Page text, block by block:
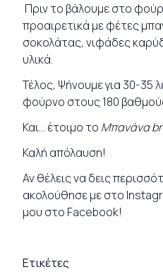
Πριν το βάλουμε στο
προαιρετικά με φέτες
σοκολάτας, νιφάδες
υλικά.
Τέλος, Ψήνουμε για 30-35
φούρνο στους 180
Και… έτοιμο το Μπανάνα
Καλή απόλαυση!
Αν θέλεις να δεις
ακολούθησε με στο
μου στο Facebook!
Ετικέτες